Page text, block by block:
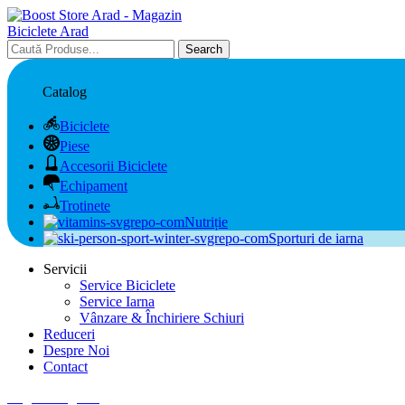
Search
Catalog
Biciclete
Piese
Accesorii Biciclete
Echipament
Trotinete
Nutriție
Sporturi de iarna
Servicii
Service Biciclete
Service Iarna
Vânzare & Închiriere Schiuri
Reduceri
Despre Noi
Contact